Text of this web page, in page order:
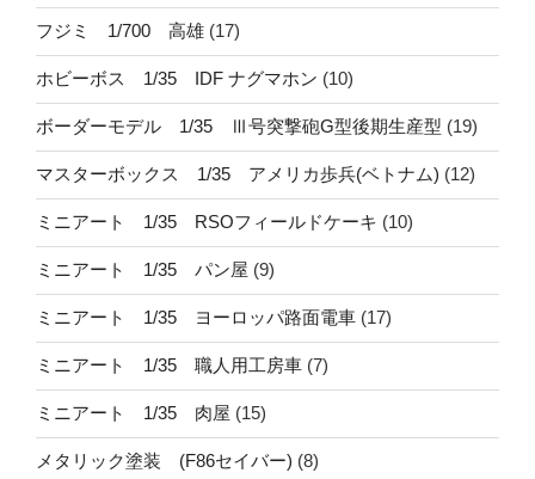
フジミ 1/700 高雄 (17)
ホビーボス 1/35 IDF ナグマホン (10)
ボーダーモデル 1/35 Ⅲ号突撃砲G型後期生産型 (19)
マスターボックス 1/35 アメリカ歩兵(ベトナム) (12)
ミニアート 1/35 RSOフィールドケーキ (10)
ミニアート 1/35 パン屋 (9)
ミニアート 1/35 ヨーロッパ路面電車 (17)
ミニアート 1/35 職人用工房車 (7)
ミニアート 1/35 肉屋 (15)
メタリック塗装 (F86セイバー) (8)